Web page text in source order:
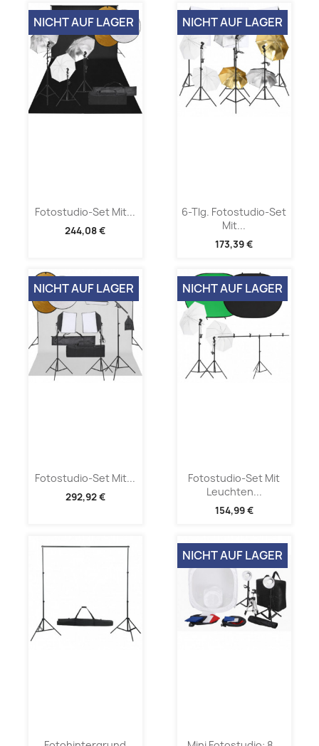
Fotostudio-Set Mit...
244,08 €
NICHT AUF LAGER
6-Tlg. Fotostudio-Set
Mit...
173,39 €
NICHT AUF LAGER
Fotostudio-Set Mit...
292,92 €
NICHT AUF LAGER
Fotostudio-Set Mit
Leuchten...
154,99 €
NICHT AUF LAGER
NICHT AUF LAGER